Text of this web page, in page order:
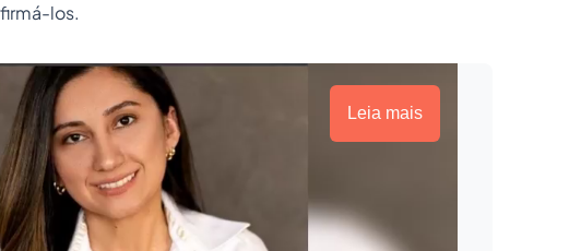
los.
Leia mais